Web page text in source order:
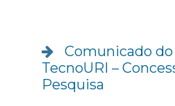
Comunicado do
TecnoURI –
Pesquisa